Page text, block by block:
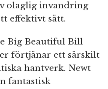
olaglig invandring
effektivt sätt.
Big Beautiful Bill
förtjänar ett särskilt
hantverk. Newt
fantastisk